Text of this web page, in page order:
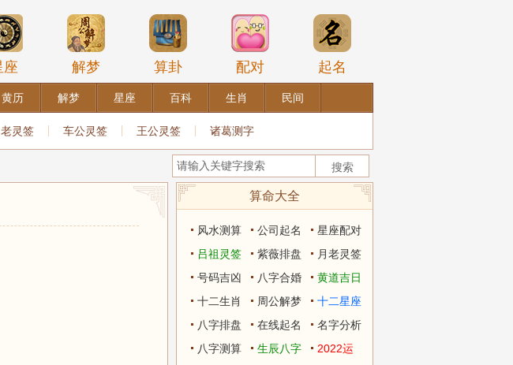
座 解梦 算卦 配对 起名
黄历 解梦 星座 百科 生肖 民间
老灵签 车公灵签 王公灵签 诸葛测字
算命大全
风水测算 公司起名
星座配对
吕祖灵签
紫薇排盘
月老灵签
号码吉凶
八字合婚
黄道吉日
十二生肖
周公解梦
十二星座
八字排盘
在线起名
名字分析
八字测算
生辰八字
2022运